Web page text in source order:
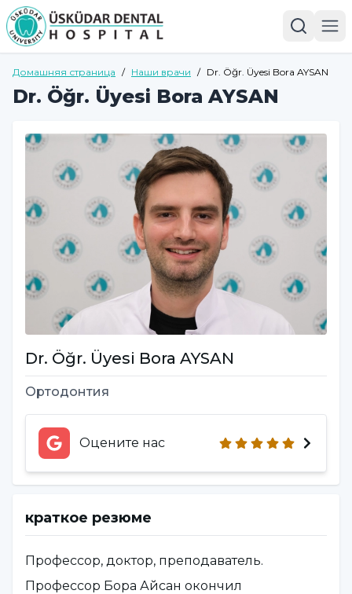
Домашняя страница / Наши врачи / Dr. Öğr. Üyesi Bora AYSAN
Dr. Öğr. Üyesi Bora AYSAN
Dr. Öğr. Üyesi Bora AYSAN
Ортодонтия
Оцените нас
краткое резюме
Профессор, доктор, преподаватель.
Профессор Бора Айсан окончил